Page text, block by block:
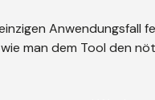
Anwendungsfall
man dem Tool den